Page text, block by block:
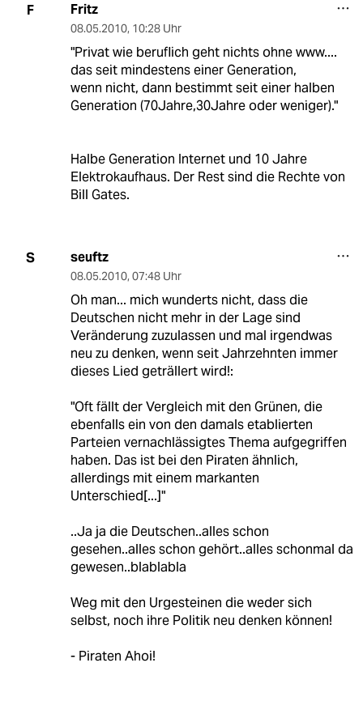
F Fritz
08.05.2010, 10:28 Uhr
"Privat wie beruflich geht nichts ohne www....
das seit mindestens einer Generation,
wenn nicht, dann bestimmt seit einer halben
Generation (70Jahre,30Jahre oder weniger)."
Halbe Generation Internet und 10 Jahre
Elektrokaufhaus. Der Rest sind die Rechte von
Bill Gates.
S seuftz
08.05.2010, 07:48 Uhr
Oh man... mich wunderts nicht, dass die
Deutschen nicht mehr in der Lage sind
Veränderung zuzulassen und mal irgendwas
neu zu denken, wenn seit Jahrzehnten immer
dieses Lied geträllert wird!:
"Oft fällt der Vergleich mit den Grünen, die
ebenfalls ein von den damals etablierten
Parteien vernachlässigtes Thema aufgegriffen
haben. Das ist bei den Piraten ähnlich,
allerdings mit einem markanten
Unterschied[...]"
..Ja ja die Deutschen..alles schon
gesehen..alles schon gehört..alles schonmal da
gewesen..blablabla
Weg mit den Urgesteinen die weder sich
selbst, noch ihre Politik neu denken können!
- Piraten Ahoi!